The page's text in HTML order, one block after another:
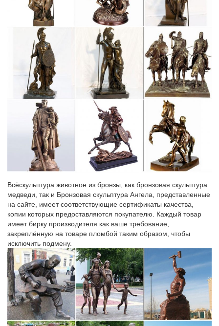
Товары высочайшего качества, эксклюзивные ежедневники,
канцтовары для офиса самых разных ценовых
категорий.Интернет-магазин детских товаров для школы –
самый удобный способ собрать школьника не выходя из дома.
Фигурки и статуэтки собак купить в Москве в интернет
магазине.
Символы года. Фигурки и статуэтки. Елочки.Купить Купить в
один клик. Набор для чая "собака", на две персоны: 2 чашки с
подстаканниками, 2 блюдца, две чайных ложк.
Купить оригинальные статуэтки собак ручной работы из
бронзы…
Необычные статуэтки собак авторской работы предлагает наш
магазин по самым лучшим ценам с быстрой доставкой по
РФ.Искусство и культура. Женщинам.Эксклюзивные.
Всёскульптура животное из бронзы, как бронзовая скульптура
медведи, так и Бронзовая скульптура Ангела, представленные
на сайте, имеет соответствующие сертификаты качества,
копии которых предоставляются покупателю. Каждый товар
имеет бирку производителя как ваше требование,
закреплённую на товаре пломбой таким образом, чтобы
исключить подмену.